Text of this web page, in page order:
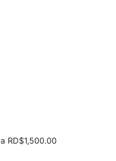
RD$1,500.00